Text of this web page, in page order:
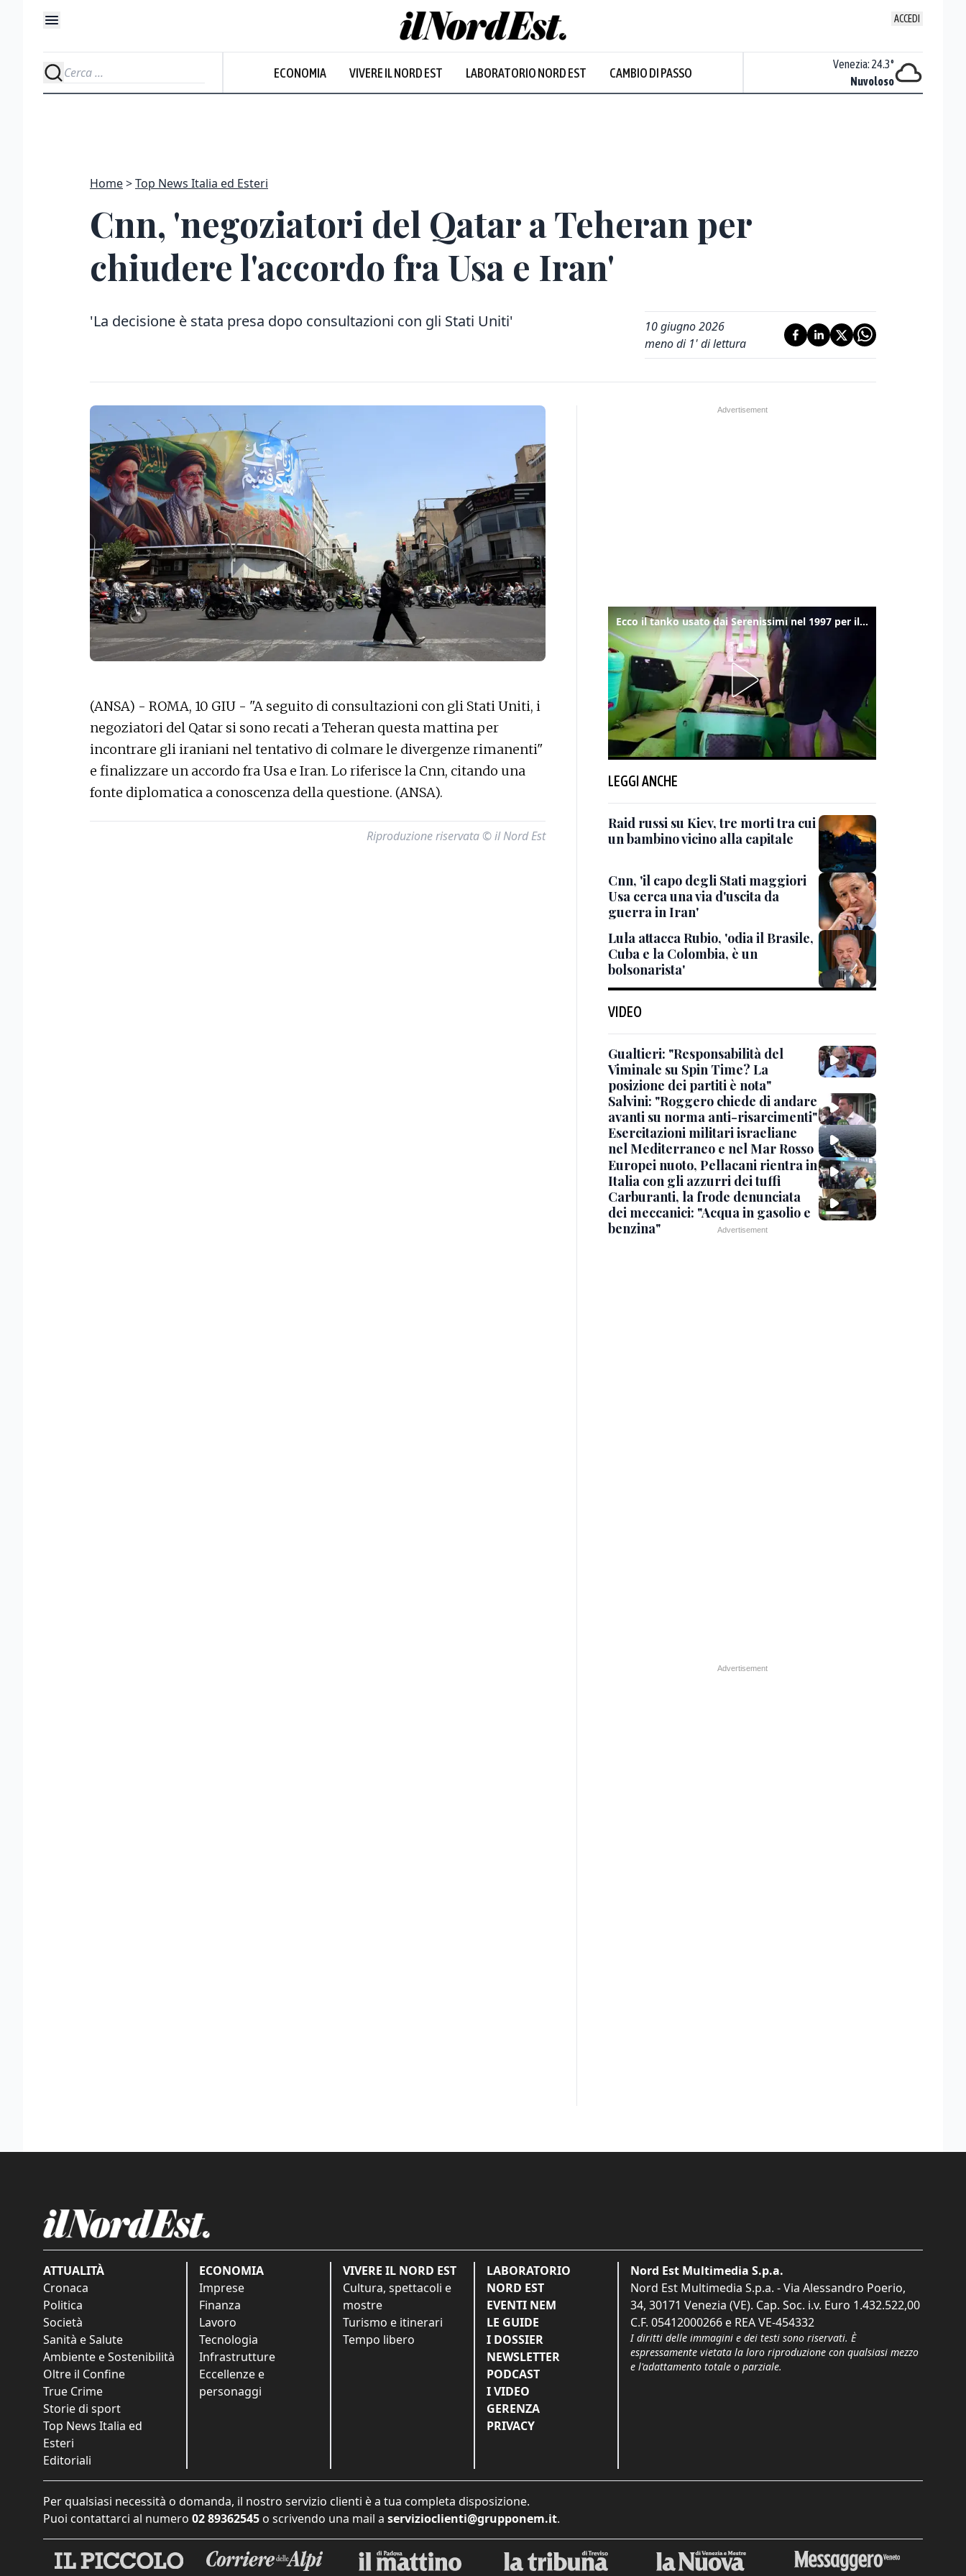
ACCEDI
ECONOMIA VIVERE IL NORD EST LABORATORIO NORD EST CAMBIO DI PASSO
Nuvoloso
Venezia: 24.3°
Nuvoloso
Home Top News Italia ed Esteri
Cnn, 'negoziatori del Qatar a Teheran per
chiudere l'accordo fra Usa e Iran'
'La decisione è stata presa dopo consultazioni con gli Stati Uniti'
10 giugno 2026
meno di 1' di lettura
(ANSA) - ROMA, 10 GIU - "A seguito di consultazioni con gli Stati Uniti, i
negoziatori del Qatar si sono recati a Teheran questa mattina per
incontrare gli iraniani nel tentativo di colmare le divergenze rimanenti"
e finalizzare un accordo fra Usa e Iran. Lo riferisce la Cnn, citando una
fonte diplomatica a conoscenza della questione. (ANSA).
Riproduzione riservata © il Nord Est
Ecco il tanko usato dai Serenissimi nel 1997 per il blitz a San Marco
LEGGI ANCHE
Raid russi su Kiev, tre morti tra cui
un bambino vicino alla capitale
Cnn, 'il capo degli Stati maggiori
Usa cerca una via d'uscita da
guerra in Iran'
Lula attacca Rubio, 'odia il Brasile,
Cuba e la Colombia, è un
bolsonarista'
VIDEO
Gualtieri: "Responsabilità del
Viminale su Spin Time? La
posizione dei partiti è nota"
Salvini: "Roggero chiede di andare
avanti su norma anti-risarcimenti"
Esercitazioni militari israeliane
nel Mediterraneo e nel Mar Rosso
Europei nuoto, Pellacani rientra in
Italia con gli azzurri dei tuffi
Carburanti, la frode denunciata
dei meccanici: "Acqua in gasolio e
benzina"
ATTUALITÀ
Cronaca
Politica
Società
Sanità e Salute
Ambiente e Sostenibilità
Oltre il Confine
True Crime
Storie di sport
Top News Italia ed
Esteri
Editoriali
ECONOMIA
Imprese
Finanza
Lavoro
Tecnologia
Infrastrutture
Eccellenze e
personaggi
VIVERE IL NORD EST
Cultura, spettacoli e
mostre
Turismo e itinerari
Tempo libero
LABORATORIO
NORD EST
EVENTI NEM
LE GUIDE
I DOSSIER
NEWSLETTER
PODCAST
I VIDEO
GERENZA
PRIVACY
Nord Est Multimedia S.p.a.
Nord Est Multimedia S.p.a. - Via Alessandro Poerio,
34, 30171 Venezia (VE). Cap. Soc. i.v. Euro 1.432.522,00
C.F. 05412000266 e REA VE-454332
I diritti delle immagini e dei testi sono riservati. È
espressamente vietata la loro riproduzione con qualsiasi mezzo
e l'adattamento totale o parziale.
Per qualsiasi necessità o domanda, il nostro servizio clienti è a tua completa disposizione.
Puoi contattarci al numero 02 89362545 o scrivendo una mail a servizioclienti@grupponem.it.